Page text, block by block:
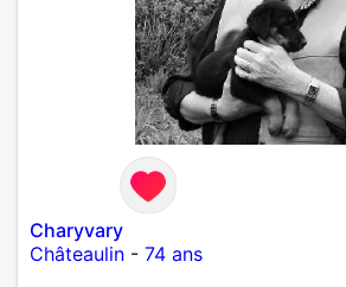
Charyvary
Châteaulin - 74 ans